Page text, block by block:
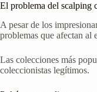
El problema del scalping
A pesar de los
problemas que afectan al
Las colecciones más
coleccionistas legítimos.